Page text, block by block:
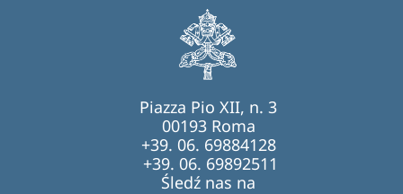
Piazza Pio XII, n. 3
00193 Roma
+39. 06. 69884128
+39. 06. 69892511
Śledź nas na